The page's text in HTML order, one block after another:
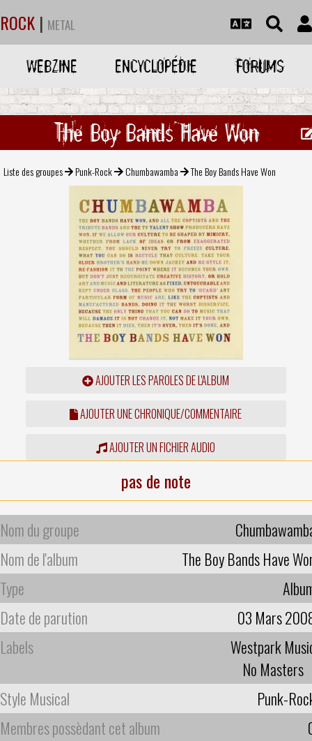
ROCK | METAL
WEBZINE ENCYCLOPÉDIE FORUMS
The Boy Bands Have Won
Liste des groupes Punk-Rock Chumbawamba The Boy Bands Have Won
AJOUTER LES PAROLES DE L'ALBUM
AJOUTER UNE CHRONIQUE/COMMENTAIRE
AJOUTER UN FICHIER AUDIO
pas de note
Nom du groupe
Nom de l'album
The Boy Bands Have
Type
Date de parution
03 Mars
Labels
Westpark
No Masters
Style Musical
Punk-
Membres possèdant cet album